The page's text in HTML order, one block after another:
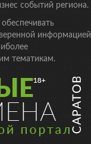
событий региона.
обеспечивать
информацией
тематикам.